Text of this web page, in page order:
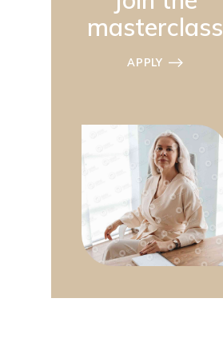
masterclass
APPLY